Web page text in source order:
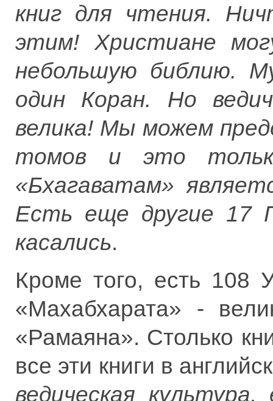
книг для чтения.
этим! Христиане
небольшую библию.
один Коран. Но
велика! Мы можем
томов и это
«Бхагаватам»
Есть еще другие 17
касались.
Кроме того, есть 108
«Махабхарата» -
«Рамаяна». Столько
все эти книги в
ведическая